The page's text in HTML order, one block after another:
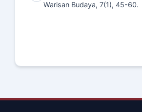
Warisan Budaya, 7(1), 45-60.